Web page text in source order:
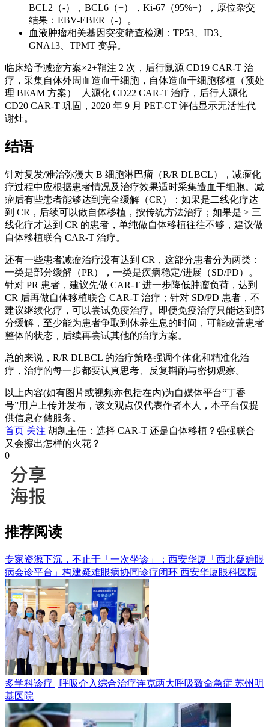
BCL2（-），BCL6（+），Ki-67（95%+），原位杂交
结果：EBV-EBER（-）。
血液肿瘤相关基因突变筛查检测：TP53、ID3、
GNA13、TPMT 变异。
临床给予减瘤方案×2+鞘注 2 次，后行鼠源 CD19 CAR-T 治
疗，采集自体外周血造血干细胞，自体造血干细胞移植（预处
理 BEAM 方案）+人源化 CD22 CAR-T 治疗，后行人源化
CD20 CAR-T 巩固，2020 年 9 月 PET-CT 评估显示无活性代
谢灶。
结语
针对复发/难治弥漫大 B 细胞淋巴瘤（R/R DLBCL），减瘤化
疗过程中应根据患者情况及治疗效果适时采集造血干细胞。减
瘤后有些患者能够达到完全缓解（CR）：如果是二线化疗达
到 CR，后续可以做自体移植，按传统方法治疗；如果是 ≥ 三
线化疗才达到 CR 的患者，单纯做自体移植往往不够，建议做
自体移植联合 CAR-T 治疗。
还有一些患者减瘤治疗没有达到 CR，这部分患者分为两类：
一类是部分缓解（PR），一类是疾病稳定/进展（SD/PD）。
针对 PR 患者，建议先做 CAR-T 进一步降低肿瘤负荷，达到
CR 后再做自体移植联合 CAR-T 治疗；针对 SD/PD 患者，不
建议继续化疗，可以尝试免疫治疗。即便免疫治疗只能达到部
分缓解，至少能为患者争取到休养生息的时间，可能改善患者
整体的状态，后续再尝试其他的治疗方案。
总的来说，R/R DLBCL 的治疗策略强调个体化和精准化治
疗，治疗的每一步都要认真思考、反复斟酌与密切观察。
以上内容(如有图片或视频亦包括在内)为自媒体平台“丁香
号”用户上传并发布，该文观点仅代表作者本人，本平台仅提
供信息存储服务。
首页 关注 胡凯主任：选择 CAR-T 还是自体移植？强强联合
又会擦出怎样的火花？
0
推荐阅读
专家资源下沉，不止于「一次坐诊」：西安华厦「西北疑难眼
病会诊平台」构建疑难眼病协同诊疗闭环 西安华厦眼科医院
多学科诊疗 | 呼吸介入综合治疗连克两大呼吸致命急症 苏州明
基医院